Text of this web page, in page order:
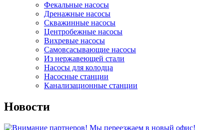
Фекальные насосы
Дренажные насосы
Скважинные насосы
Центробежные насосы
Вихревые насосы
Самовсасывающие насосы
Из нержавеющей стали
Насосы для колодца
Насосные станции
Канализационные станции
Новости